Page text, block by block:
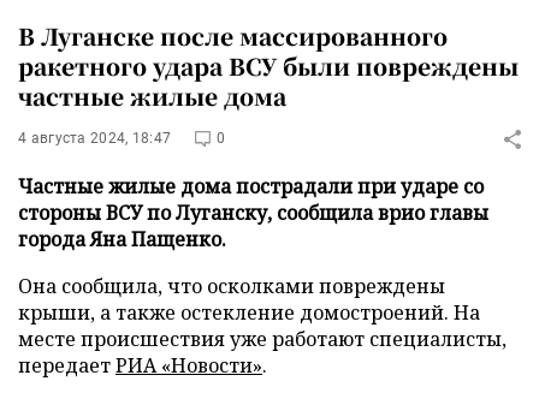
В Луганске после массированного
ракетного удара ВСУ были повреждены
частные жилые дома
4 августа 2024, 18:47 0
Частные жилые дома пострадали при ударе со
стороны ВСУ по Луганску, сообщила врио главы
города Яна Пащенко.
Она сообщила, что осколками повреждены
крыши, а также остекление домостроений. На
месте происшествия уже работают специалисты,
передаетРИА «Новости».